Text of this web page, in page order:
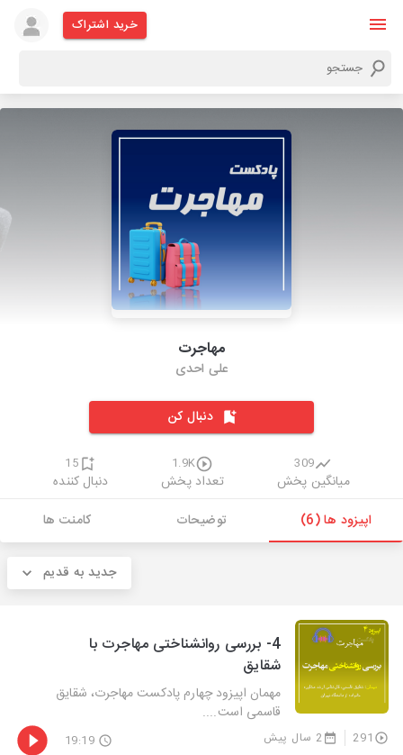
خرید اشتراک
مهاجرت
علی احدی
دنبال کن
309
میانگین پخش
1.9K
تعداد پخش
15
دنبال کننده
اپیزود ها (6)
توضیحات کامنت ها
جدید به قدیم
4- بررسی روانشناختی مهاجرت با
شقایق
مهمان اپیزود چهارم پادکست مهاجرت، شقایق
قاسمی است....
291 2 سال پیش 19:19